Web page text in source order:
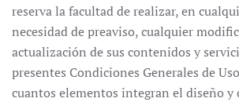
reserva la facultad de realizar, en
necesidad de preaviso, cualquier
actualización de sus contenidos y
presentes Condiciones Generales de
cuantos elementos integran el diseño y